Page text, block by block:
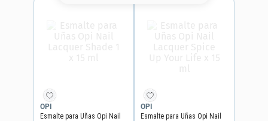
OPI
Esmalte para Uñas Opi Nail
OPI
Esmalte para Uñas Opi Nail